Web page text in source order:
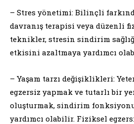
– Stres yönetimi: Bilinçli
davranış terapisi veya düzenli
teknikler, stresin sindirim
etkisini azaltmaya yardımcı
– Yaşam tarzı değişiklikleri:
egzersiz yapmak ve tutarlı bir
oluşturmak, sindirim
yardımcı olabilir. Fiziksel